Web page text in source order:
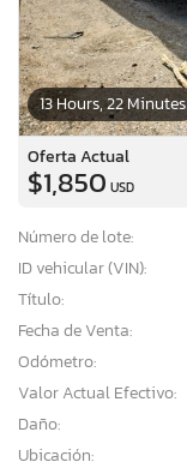
13 Hours, 22 Minutes
Oferta Actual
$1,850 USD
Número de lote:
ID vehicular (VIN):
Título:
Fecha de Venta:
Odómetro:
Valor Actual Efectivo:
Daño:
Ubicación: